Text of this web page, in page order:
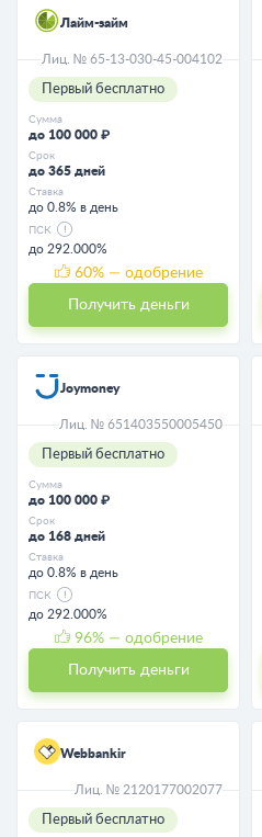
Лайм-займ
Лиц. № 65-13-030-45-004102
Первый бесплатно
Сумма
до 100 000 ₽
Срок
до 365 дней
Ставка
до 0.8% в день
ПСК
до 292.000%
60% — одобрение
Получить деньги
Joymoney
Лиц. № 651403550005450
Первый бесплатно
Сумма
до 100 000 ₽
Срок
до 168 дней
Ставка
до 0.8% в день
ПСК
до 292.000%
96% — одобрение
Получить деньги
Webbankir
Лиц. № 2120177002077
Первый бесплатно